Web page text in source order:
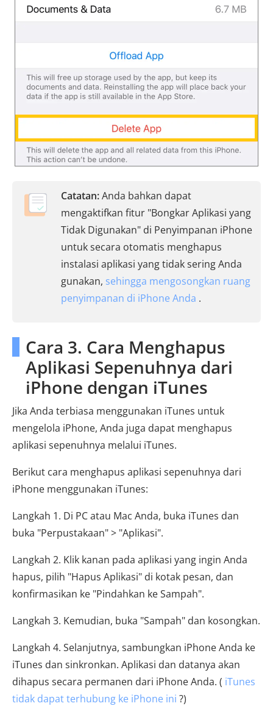
Catatan:Anda bahkan dapat
mengaktifkan fitur "Bongkar Aplikasi yang
Tidak Digunakan" di Penyimpanan iPhone
untuk secara otomatis menghapus
instalasi aplikasi yang tidak sering Anda
gunakan, sehingga mengosongkan ruang
penyimpanan di iPhone Anda .
Cara 3. Cara Menghapus
Aplikasi Sepenuhnya dari
iPhone dengan iTunes
Jika Anda terbiasa menggunakan iTunes untuk
mengelola iPhone, Anda juga dapat menghapus
aplikasi sepenuhnya melalui iTunes.
Berikut cara menghapus aplikasi sepenuhnya dari
iPhone menggunakan iTunes:
Langkah 1. Di PC atau Mac Anda, buka iTunes dan
buka "Perpustakaan" > "Aplikasi".
Langkah 2. Klik kanan pada aplikasi yang ingin Anda
hapus, pilih "Hapus Aplikasi" di kotak pesan, dan
konfirmasikan ke "Pindahkan ke Sampah".
Langkah 3. Kemudian, buka "Sampah" dan kosongkan.
Langkah 4. Selanjutnya, sambungkan iPhone Anda ke
iTunes dan sinkronkan. Aplikasi dan datanya akan
dihapus secara permanen dari iPhone Anda. ( iTunes
tidak dapat terhubung ke iPhone ini ?)